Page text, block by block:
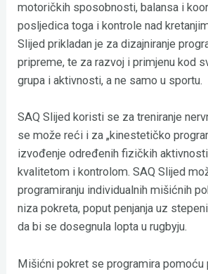
motoričkih sposobnosti, balansa i
posljedica toga i kontrole nad
Slijed prikladan je za dizajniranje
pripreme, te za razvoj i primjenu kod
grupa i aktivnosti, a ne samo u sportu.
SAQ Slijed koristi se za treniranje
se može reći i za „kinestetičko
izvođenje određenih fizičkih
kvalitetom i kontrolom. SAQ Slijed
programiranju individualnih mišićnih
niza pokreta, poput penjanja uz
da bi se dosegnula lopta u rugbyju.
Mišićni pokret se programira pomoću